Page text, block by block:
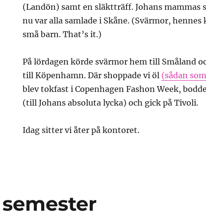
(Landön) samt en släktträff. Johans
nu var alla samlade i Skåne. (Svärmor,
små barn. That’s it.)
På lördagen körde svärmor hem till Småland
till Köpenhamn. Där shoppade vi öl (sådan
blev tokfast i Copenhagen Fashon Week,
(till Johans absoluta lycka) och gick på Tivoli.
Idag sitter vi åter på kontoret.